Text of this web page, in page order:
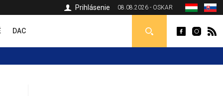
08.08.2026 - OSKAR
Prihlásenie
DAC